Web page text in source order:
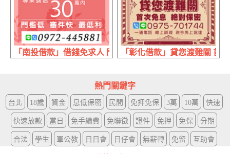
「南投借款」借錢免求人 門檻低審核快最低利 | 30萬內 專
「彰化借款」貸您渡難關 首
熱門關鍵字
台北 18歲 資金 息低保密 民間 免押免保 3萬 10萬 快速
快速放款 當日 免手續費 免聯徵 證件 免押 免保 分期
合法 學生 軍公教 日日會 日仔會 無薪轉 免留 互助會